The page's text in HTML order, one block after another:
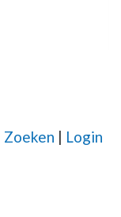
Zoeken | Login